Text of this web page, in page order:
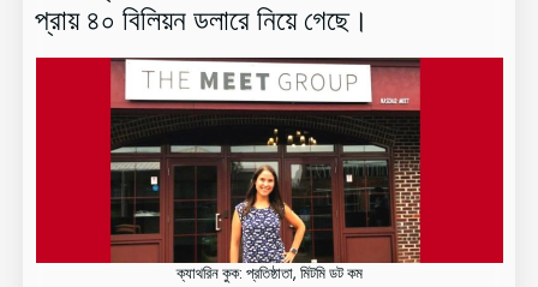
প্রায় ৪০ বিলিয়ন ডলারে নিয়ে গেছে।
ক্যাথরিন কুক: প্রতিষ্ঠাতা, মিটমি ডট কম